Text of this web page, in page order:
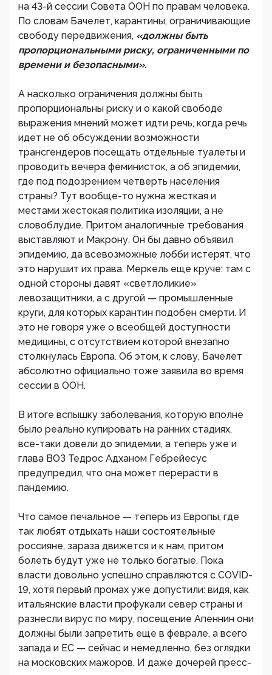
на 43-й сессии Совета ООН по правам человека.
По словам Бачелет, карантины, ограничивающие
свободу передвижения, «должны быть
пропорциональными риску, ограниченными по
времени и безопасными».
А насколько ограничения должны быть
пропорциональны риску и о какой свободе
выражения мнений может идти речь, когда речь
идет не об обсуждении возможности
трансгендеров посещать отдельные туалеты и
проводить вечера феминисток, а об эпидемии,
где под подозрением четверть населения
страны? Тут вообще-то нужна жесткая и
местами жестокая политика изоляции, а не
словоблудие. Притом аналогичные требования
выставляют и Макрону. Он бы давно объявил
эпидемию, да всевозможные лобби истерят, что
это нарушит их права. Меркель еще круче: там с
одной стороны давят «светлоликие»
левозащитники, а с другой — промышленные
круги, для которых карантин подобен смерти. И
это не говоря уже о всеобщей доступности
медицины, с отсутствием которой внезапно
столкнулась Европа. Об этом, к слову, Бачелет
абсолютно официально тоже заявила во время
сессии в ООН.
В итоге вспышку заболевания, которую вполне
было реально купировать на ранних стадиях,
все-таки довели до эпидемии, а теперь уже и
глава ВОЗ Тедрос Адханом Гебрейесус
предупредил, что она может перерасти в
пандемию.
Что самое печальное — теперь из Европы, где
так любят отдыхать наши состоятельные
россияне, зараза движется и к нам, притом
болеть будут уже не только богатые. Пока
власти довольно успешно справляются с COVID-
19, хотя первый промах уже допустили: видя, как
итальянские власти профукали север страны и
разнесли вирус по миру, посещение Апеннин они
должны были запретить еще в феврале, а всего
запада и ЕС — сейчас и немедленно, без оглядки
на московских мажоров. И даже дочерей пресс-